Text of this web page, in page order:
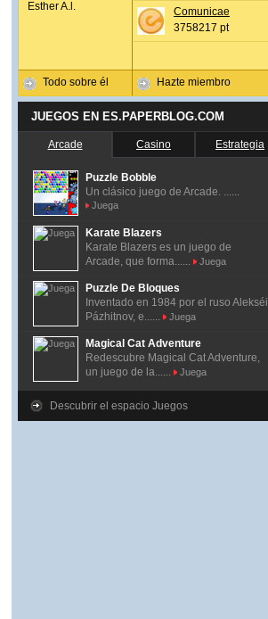
Esther A.l.
Todo sobre él
Comunicae
3758217 pt
Hazte miembro
JUEGOS EN ES.PAPERBLOG.COM
Arcade Casino Estrategia
Puzzle Bobble
Un clásico juego de Arcade. ......
Juega
Karate Blazers
Karate Blazers es un juego de
Arcade, que forma......
Juega
Puzzle De Bloques
Inventado en 1984 por el ruso Alekséi
Pázhitnov, e......
Juega
Magical Cat Adventure
Redescubre Magical Cat Adventure,
un juego de la......
Juega
Descubrir el espacio Juegos